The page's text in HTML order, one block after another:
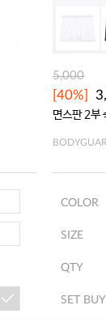
5,000
[40%]
면스판 2부
COLOR
SIZE
QTY
SET BUY